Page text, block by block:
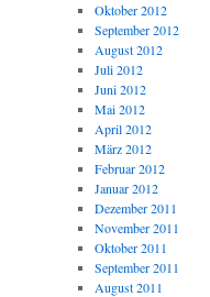
Oktober 2012
September 2012
August 2012
Juli 2012
Juni 2012
Mai 2012
April 2012
März 2012
Februar 2012
Januar 2012
Dezember 2011
November 2011
Oktober 2011
September 2011
August 2011